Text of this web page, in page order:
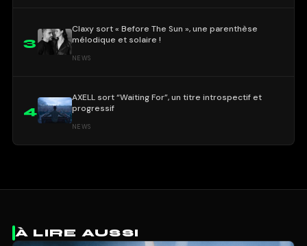
3
Claxy sort « Before The Sun », une parenthèse
mélodique et solaire !
NEWS
4
AXELL sort “Waiting For”, un titre introspectif et
progressif
NEWS
À LIRE AUSSI